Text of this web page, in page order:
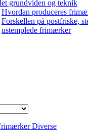
grundviden og teknik
Hvordan produceres
Forskellen på postfriske,
ustemplede frimærker